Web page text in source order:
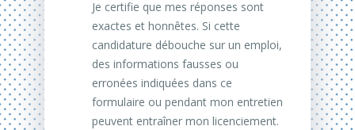
Je certifie que mes réponses sont
exactes et honnêtes. Si cette
candidature débouche sur un emploi,
des informations fausses ou
erronées indiquées dans ce
formulaire ou pendant mon entretien
peuvent entraîner mon licenciement.